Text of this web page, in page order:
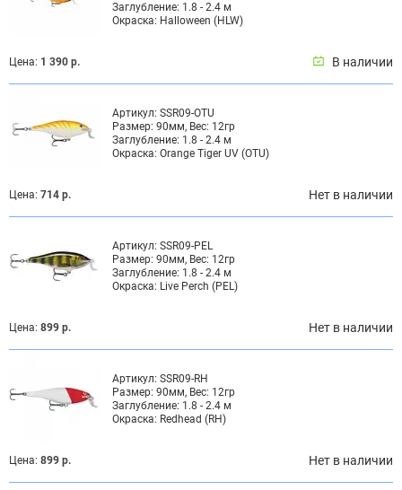
Заглубление: 1.8 - 2.4 м
Окраска: Halloween (HLW)
Цена: 1 390 р. В наличии
Артикул: SSR09-OTU
Размер: 90мм, Вес: 12гр
Заглубление: 1.8 - 2.4 м
Окраска: Orange Tiger UV (OTU)
Цена: 714 р. Нет в наличии
Артикул: SSR09-PEL
Размер: 90мм, Вес: 12гр
Заглубление: 1.8 - 2.4 м
Окраска: Live Perch (PEL)
Цена: 899 р. Нет в наличии
Артикул: SSR09-RH
Размер: 90мм, Вес: 12гр
Заглубление: 1.8 - 2.4 м
Окраска: Redhead (RH)
Цена: 899 р. Нет в наличии